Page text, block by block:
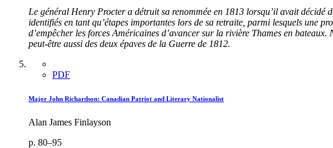
Le général Henry Procter a détruit sa renommée en 1813 lorsqu’il avait
identifiés en tant qu’étapes importantes lors de sa retraite, parmi lesquels une
d’empêcher les forces Américaines d’avancer sur la rivière Thames en
peut-être aussi des deux épaves de la Guerre de 1812.
PDF
Major John Richardson: Canadian Patriot and Literary Nationalist
Alan James Finlayson
p. 80–95